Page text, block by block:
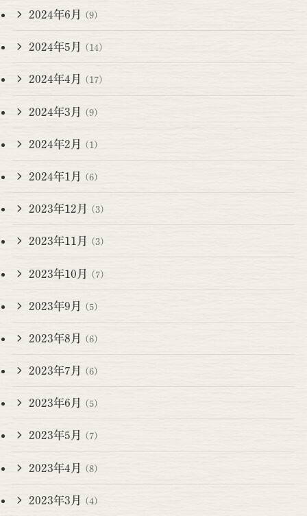
2024年6月 (9)
2024年5月 (14)
2024年4月 (17)
2024年3月 (9)
2024年2月 (1)
2024年1月 (6)
2023年12月 (3)
2023年11月 (3)
2023年10月 (7)
2023年9月 (5)
2023年8月 (6)
2023年7月 (6)
2023年6月 (5)
2023年5月 (7)
2023年4月 (8)
2023年3月 (4)